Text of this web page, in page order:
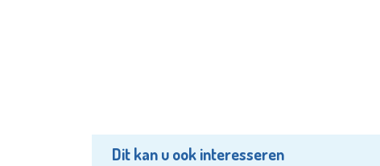
Dit kan u ook interesseren